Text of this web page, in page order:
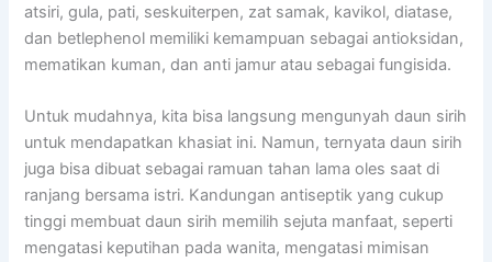
atsiri, gula, pati, seskuiterpen, zat samak, kavikol, diatase,
dan betlephenol memiliki kemampuan sebagai antioksidan,
mematikan kuman, dan anti jamur atau sebagai fungisida.
Untuk mudahnya, kita bisa langsung mengunyah daun sirih
untuk mendapatkan khasiat ini. Namun, ternyata daun sirih
juga bisa dibuat sebagai ramuan tahan lama oles saat di
ranjang bersama istri. Kandungan antiseptik yang cukup
tinggi membuat daun sirih memilih sejuta manfaat, seperti
mengatasi keputihan pada wanita, mengatasi mimisan